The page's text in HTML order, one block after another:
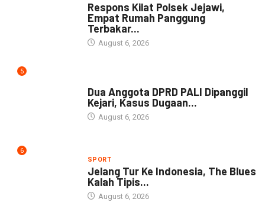
Respons Kilat Polsek Jejawi,
Empat Rumah Panggung
Terbakar...
August 6, 2026
5
Dua Anggota DPRD PALI Dipanggil
Kejari, Kasus Dugaan...
August 6, 2026
6
SPORT
Jelang Tur Ke Indonesia, The Blues
Kalah Tipis...
August 6, 2026